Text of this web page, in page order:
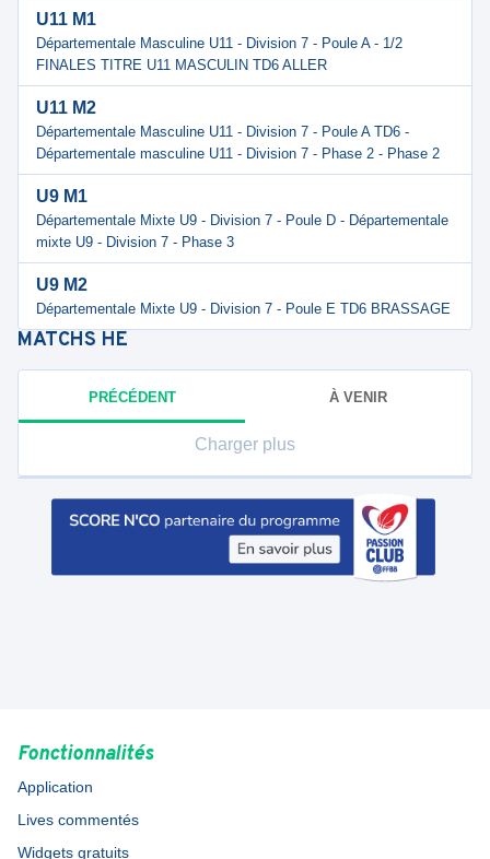
U11 M1
Départementale Masculine U11 - Division 7 - Poule A - 1/2
FINALES TITRE U11 MASCULIN TD6 ALLER
U11 M2
Départementale Masculine U11 - Division 7 - Poule A TD6 -
Départementale masculine U11 - Division 7 - Phase 2 - Phase 2
U9 M1
Départementale Mixte U9 - Division 7 - Poule D - Départementale
mixte U9 - Division 7 - Phase 3
U9 M2
Départementale Mixte U9 - Division 7 - Poule E TD6 BRASSAGE
MATCHS HE
PRÉCÉDENT À VENIR
Charger plus
Fonctionnalités
Application
Lives commentés
Widgets gratuits